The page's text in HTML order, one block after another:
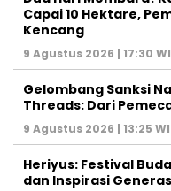
Capai 10 Hektare,
Kencang
9 Agustus 2026 | 17:30
Gelombang Sanksi
Threads: Dari
9 Agustus 2026 | 13:25
Heriyus: Festival
dan Inspirasi